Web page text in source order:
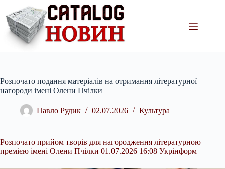
вмісту
Розпочато подання матеріалів на отримання літературної
нагороди імені Олени Пчілки
Павло Рудик 02.07.2026 Культура
Розпочато прийом творів для нагородження літературною
премією імені Олени Пчілки 01.07.2026 16:08 Укрінформ